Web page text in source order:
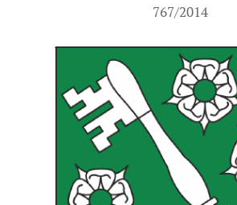
767/2014